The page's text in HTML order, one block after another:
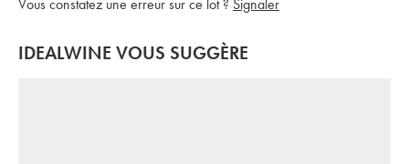
Vous constatez une erreur sur ce lot ? Signaler
IDEALWINE VOUS SUGGÈRE